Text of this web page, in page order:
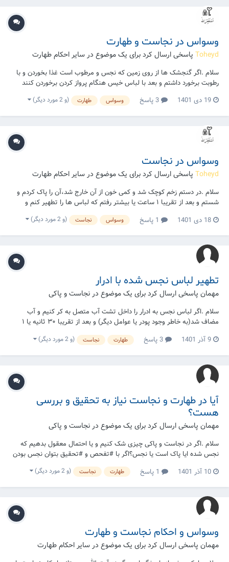
وسواس در نجاست و طهارت
Toheyd پاسخی ارسال کرد برای یک موضوع در سایر احکام طهارت
سلام .اگر گنجشک ها از روی زمین که نجس و مرطوب است غذا بخوردن و با
رطوبت برخورد داشتم و بعد با لباس خیس هنگام پرواز کردن برخوردن کنند
،لباس نجس است؟ ۲-فرضا و در صورتی موقع پریدن گنجشک ها دیدم که
لباس ها تکون خوردن ؟اما درست نمیدانیم با لباس بخوردن کردن یا نه ؟البته
هوای هم نبود که بگیم از هوا بو...
19 دی 1401 وسواس طهارت (و 2 مورد دیگر)
وسواس در نجاست
Toheyd پاسخی ارسال کرد برای یک موضوع در سایر احکام طهارت
سلام .در دستم زخم کوچک شد و کمی خون از آن خارج شد،آن را پاک کردم و
شستم و بعد از تقریبا ۱ ساعت یا بیشتر رفتم که لباس ها را تطهیر کنم و
تطهیر هم کردم و بعد از ان به کاری مشغول شدم و دستهایم را شستم و بعد از
چند دقیقه یادم آمد در دستم زخمی هست ،الان نمیدانم هنگام تطهیر خون
خارج شده یا نه ،الان که زخم...
18 دی 1401 وسواس نجاست (و 2 مورد دیگر)
تطهیر لباس نجس شده با ادرار
مهمان پاسخی ارسال کرد برای یک موضوع درنجاست و پاکی
سلام .اگر لباس نجس به ادرار را داخل تشت آب متصل به کر کنیم و آب
مضاف شد(به خاطر وجود پودر یا عوامل دیگر) و بعد از تقریبا ۳۰ ثانیه یا ۱
دقیقه ، دوباره آب مطلق شود ،لباس پاک است ،یا باید چند دقیقه صبر کنیم
و بعد از اول لباس را وارد تشت آب کنیم؟ ایت الله سیستانی
9 آذر 1401 طهارت نجاست (و 2 مورد دیگر)
آیا در طهارت و نجاست نیاز به تحقیق و بررسی
هست؟
مهمان پاسخی ارسال کرد برای یک موضوع در نجاست و پاکی
سلام .اگر در نجاست و پاکی چیزی شک کنیم و یا احتمال معقول بدهیم که
نجس شده ایا پاک است یا نجس؟اگر با #تفحص و #تحقیق بتوان نجس بودن
یا پاک بودن آیا را ثابت کنیم باید تفحص کرد؟ ۲-در صورتی که احتمال معقول
بدهیم کسی نجاستی را به لباسمان سرایت داده ،اما به چشم ندیدم تکلیف
چیست؟ ایت الله سیستانی
10 آذر 1401 طهارت نجاست (و 2 مورد دیگر)
وسواس و احکام نجاست و طهارت
مهمان پاسخی ارسال کرد برای یک موضوع در سایر احکام طهارت